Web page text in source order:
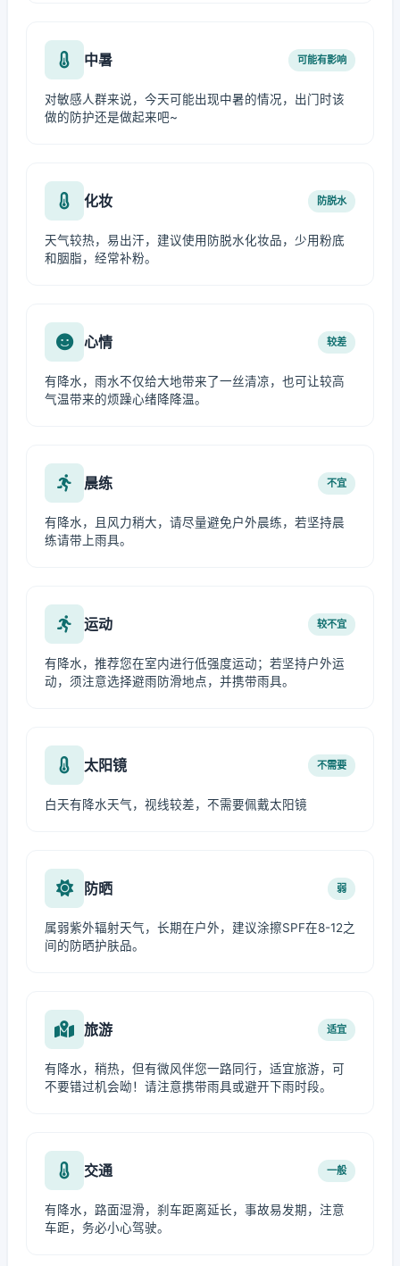
中暑 可能有影响
对敏感人群来说，今天可能出现中暑的情况，出门时该
做的防护还是做起来吧~
化妆 防脱水
天气较热，易出汗，建议使用防脱水化妆品，少用粉底
和胭脂，经常补粉。
心情 较差
有降水，雨水不仅给大地带来了一丝清凉，也可让较高
气温带来的烦躁心绪降降温。
晨练 不宜
有降水，且风力稍大，请尽量避免户外晨练，若坚持晨
练请带上雨具。
运动 较不宜
有降水，推荐您在室内进行低强度运动；若坚持户外运
动，须注意选择避雨防滑地点，并携带雨具。
太阳镜 不需要
白天有降水天气，视线较差，不需要佩戴太阳镜
防晒 弱
属弱紫外辐射天气，长期在户外，建议涂擦SPF在8-12之
间的防晒护肤品。
旅游 适宜
有降水，稍热，但有微风伴您一路同行，适宜旅游，可
不要错过机会呦！请注意携带雨具或避开下雨时段。
交通 一般
有降水，路面湿滑，刹车距离延长，事故易发期，注意
车距，务必小心驾驶。